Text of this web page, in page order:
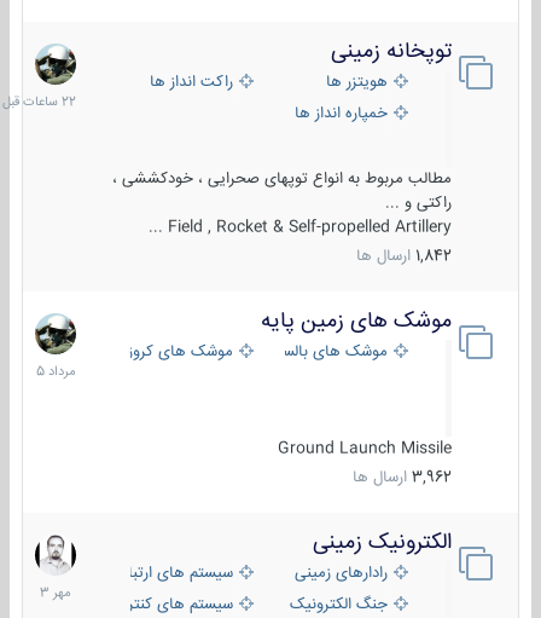
توپخانه زمینی
هویتزر ها
راکت انداز ها
خمپاره انداز ها
مطالب مربوط به انواع توپهای صحرایی ، خودکششی ،
راکتی و ...
Field , Rocket & Self-propelled Artillery ...
1,842 ارسال ها
22
ساعات
قبل
موشک های زمین پایه
موشک های بالستیک موشک های کروز
Ground Launch Missile
3,962 ارسال ها
2
مرداد
1405
الکترونیک زمینی
رادارهای زمینی
سیستم های ارتباطی و جمع آوری
جنگ الکترونیک
سیستم های کنترل آتش و تجهیزات
1
مهر
1403